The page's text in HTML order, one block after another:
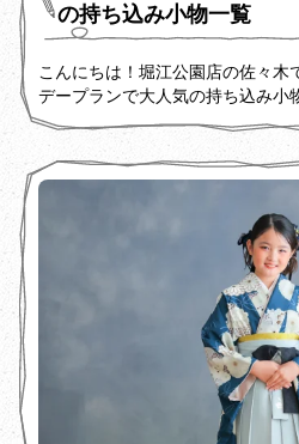
の持ち込み小物一覧
こんにちは！堀江公園店の佐々木
デープランで大人気の持ち込み小